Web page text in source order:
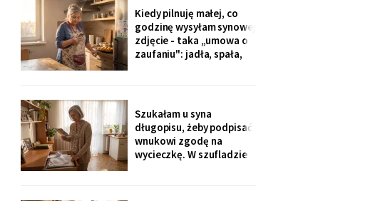
ogórkiem - nie umiałam
odmówić. Wieczorem
przyszła wiadomość:
„proszę traktować
zeszyt poważnie, inaczej
Kiedy pilnuję małej, co
godzinę wysyłam synowej
zdjęcie - taka „umowa o
zaufaniu": jadła, spała,
czternastej. Siedem
minut później dzwonił
telefon: „czemu nie ma
zdjęcia, coś się stało?!".
Babeczki
Szukałam u syna
długopisu, żeby podpisać
wnukowi zgodę na
wycieczkę. W szufladzie